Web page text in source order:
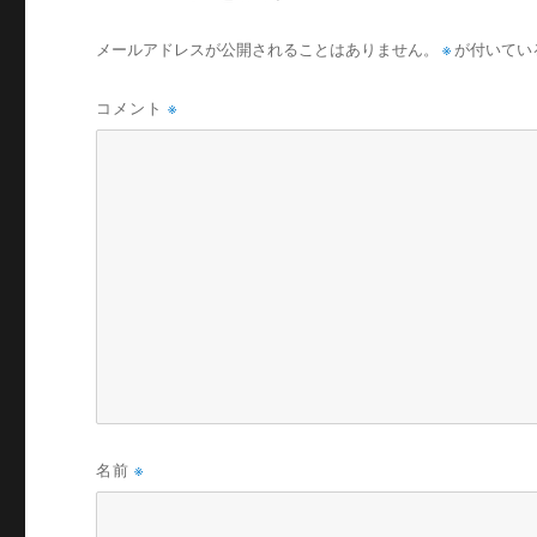
メールアドレスが公開されることはありません。 ※ が付いて
コメント※
名前※